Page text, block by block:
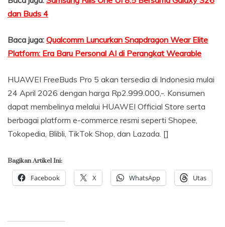
dan Buds 4
Baca juga: Qualcomm Luncurkan Snapdragon Wear Elite
Platform: Era Baru Personal AI di Perangkat Wearable
HUAWEI FreeBuds Pro 5 akan tersedia di Indonesia mulai
24 April 2026 dengan harga Rp2.999.000,-. Konsumen
dapat membelinya melalui HUAWEI Official Store serta
berbagai platform e-commerce resmi seperti Shopee,
Tokopedia, Blibli, TikTok Shop, dan Lazada. []
Bagikan Artikel Ini:
Facebook X WhatsApp Utas